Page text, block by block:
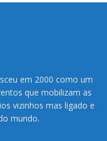
em 2000 como um
que mobilizam as
vizinhos mas ligado e
mundo.